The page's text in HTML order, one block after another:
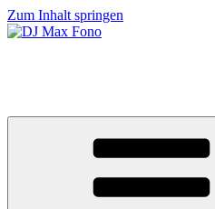
Zum Inhalt springen